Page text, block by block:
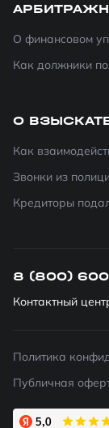
О финансовом
Как должники
О
Как
Звонки из
Кредиторы
8 (800)
Контактный
Политика
Публичная